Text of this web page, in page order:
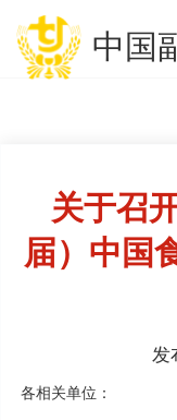
中国
关于召
届）中国
发
各相关单位：